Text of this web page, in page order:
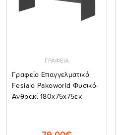
ΓΡΑΦΕΙΑ
Γραφείο Επαγγελματικό
Fesialo Pakoworld Φυσικό-
Ανθρακί 180x75x75εκ